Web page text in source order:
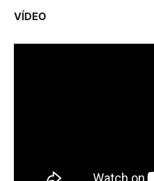
VÍDEO